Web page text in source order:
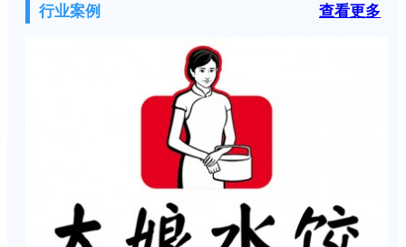
行业案例 查看更多